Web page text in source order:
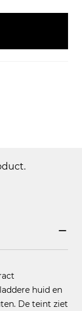
huid en
De teint ziet